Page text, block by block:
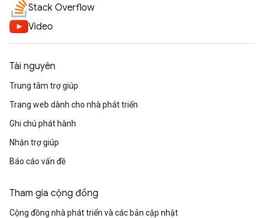
Stack Overflow
Video
Tài nguyên
Trung tâm trợ giúp
Trang web dành cho nhà phát triển
Ghi chú phát hành
Nhận trợ giúp
Báo cáo vấn đề
Tham gia cộng đồng
Cộng đồng nhà phát triển và các bản cập nhật